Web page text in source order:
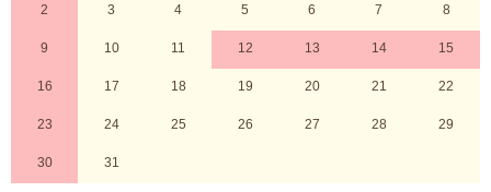
2 3 4 5 6 7 8
9 10 11 12 13 14 15
16 17 18 19 20 21 22
23 24 25 26 27 28 29
30 31